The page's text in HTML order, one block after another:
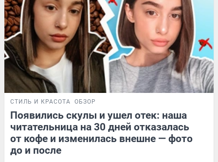
СТИЛЬ И КРАСОТА ОБЗОР
Появились скулы и ушел отек: наша
читательница на 30 дней отказалась
от кофе и изменилась внешне — фото
до и после